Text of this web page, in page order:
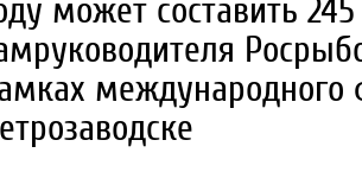
может составить
международного